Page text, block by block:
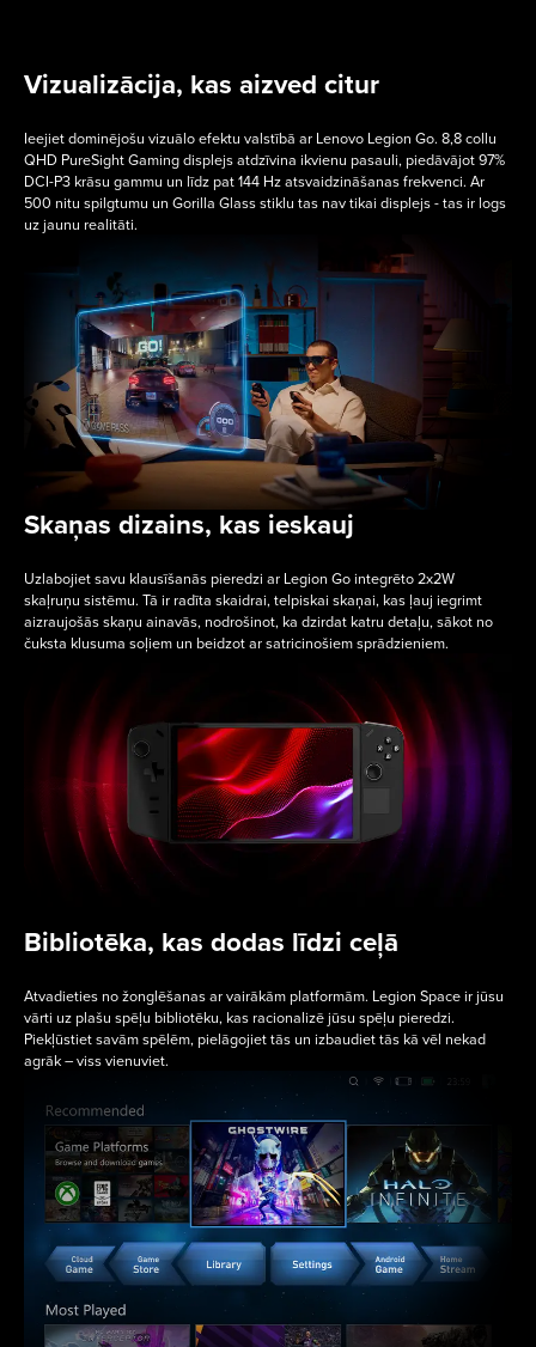
Vizualizācija, kas aizved citur
Ieejiet dominējošu vizuālo efektu valstībā ar Lenovo Legion Go. 8,8 collu
QHD PureSight Gaming displejs atdzīvina ikvienu pasauli, piedāvājot 97%
DCI-P3 krāsu gammu un līdz pat 144 Hz atsvaidzināšanas frekvenci. Ar
500 nitu spilgtumu un Gorilla Glass stiklu tas nav tikai displejs - tas ir logs
uz jaunu realitāti.
Skaņas dizains, kas ieskauj
Uzlabojiet savu klausīšanās pieredzi ar Legion Go integrēto 2x2W
skaļruņu sistēmu. Tā ir radīta skaidrai, telpiskai skaņai, kas ļauj iegrimt
aizraujošās skaņu ainavās, nodrošinot, ka dzirdat katru detaļu, sākot no
čuksta klusuma soļiem un beidzot ar satricinošiem sprādzieniem.
Bibliotēka, kas dodas līdzi ceļā
Atvadieties no žonglēšanas ar vairākām platformām. Legion Space ir jūsu
vārti uz plašu spēļu bibliotēku, kas racionalizē jūsu spēļu pieredzi.
Piekļūstiet savām spēlēm, pielāgojiet tās un izbaudiet tās kā vēl nekad
agrāk – viss vienuviet.